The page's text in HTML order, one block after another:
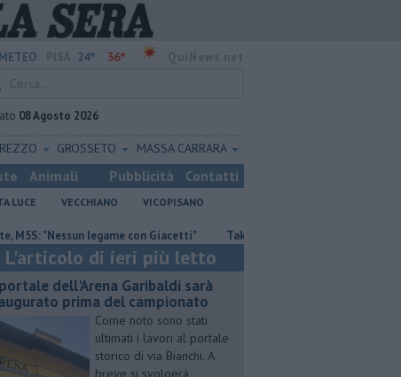
METEO: 24° 36°
08 Agosto 2026
GROSSETO MASSA CARRARA
Animali Pubblicità Contatti
LUCE VECCHIANO VICOPISANO
legame con Giacetti" Takeda, Pasqualino, "Il dialogo deve
L'articolo di ieri più letto
dell'Arena Garibaldi sarà
prima del campionato
Come noto sono stati
ultimati i lavori al portale
storico di via Bianchi. A
breve si svolgerà